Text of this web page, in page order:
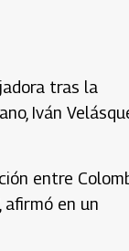
tras la
Iván
entre
en un